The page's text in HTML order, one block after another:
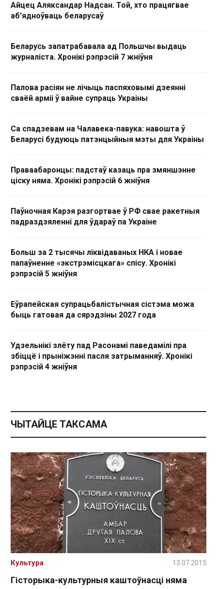
Айцец Аляксандар Надсан. Той, хто працягвае
аб'ядноўваць беларусаў
Беларусь запатрабавала ад Польшчы выдаць
журналіста. Хронікі рэпрэсій 7 жніўня
Палова расіян не лічыць паспяховымі дзеянні
сваёй арміі ў вайне супраць Украіны
Са спадзевам на Чалавека-павука: навошта ў
Беларусі будуюць патэнцыйныя мэты для Украіны
Праваабаронцы: падстаў казаць пра змяншэнне
ціску няма. Хронікі рэпрэсій 6 жніўня
Паўночная Карэя разгортвае ў РФ свае ракетныя
падраздзяленні для ўдараў па Украіне
Больш за 2 тысячы ліквідаваных НКА і новае
папаўненне «экстрэмісцкага» спісу. Хронікі
рэпрэсій 5 жніўня
Еўрапейская супрацьбалістычная сістэма можа
быць гатовая да сярэдзіны 2027 года
Удзельнікі злёту пад Расонамі паведамілі пра
збіццё і прыніжэнні пасля затрыманняў. Хронікі
рэпрэсій 4 жніўня
ЧЫТАЙЦЕ ТАКСАМА
Гісторыка-культурныя каштоўнасці няма
Культура 13.07.2015